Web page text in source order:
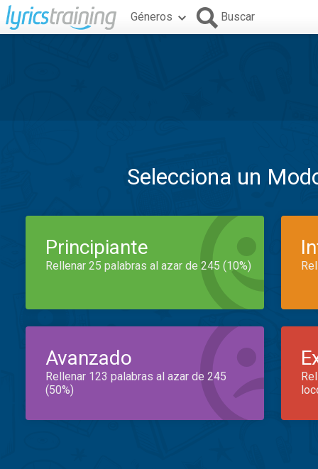
Géneros Buscar
Selecciona un
Principiante
Rellenar 25 palabras al azar de 245 (10%)
Avanzado
Rellenar 123 palabras al azar de 245
(50%)